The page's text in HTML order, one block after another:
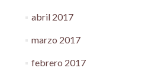
abril 2017
marzo 2017
febrero 2017